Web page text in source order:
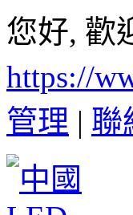
您好, 歡
https://
管理 | 聯